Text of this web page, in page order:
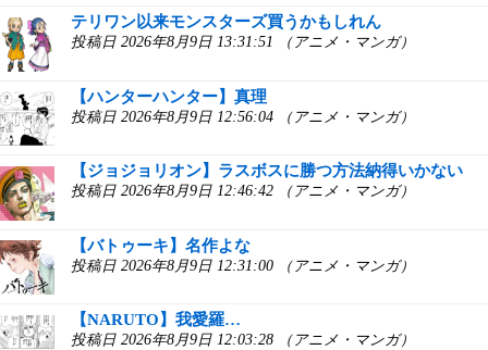
テリワン以来モンスターズ買うかもしれん
投稿日 2026年8月9日 13:31:51 （アニメ・マンガ）
【ハンターハンター】真理
投稿日 2026年8月9日 12:56:04 （アニメ・マンガ）
【ジョジョリオン】ラスボスに勝つ方法納得いかない
投稿日 2026年8月9日 12:46:42 （アニメ・マンガ）
【バトゥーキ】名作よな
投稿日 2026年8月9日 12:31:00 （アニメ・マンガ）
【NARUTO】我愛羅…
投稿日 2026年8月9日 12:03:28 （アニメ・マンガ）